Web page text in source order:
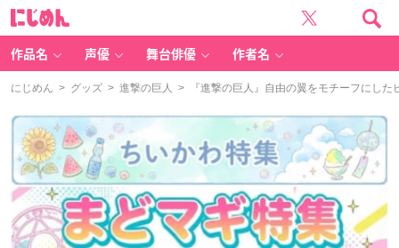
作品名 声優 舞台俳優 作者名
にじめん > グッズ > 進撃の巨人 > 『進撃の巨人』自由の翼をモチーフにした